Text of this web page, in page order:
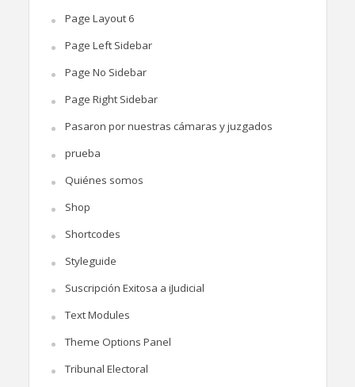
Page Layout 6
Page Left Sidebar
Page No Sidebar
Page Right Sidebar
Pasaron por nuestras cámaras y juzgados
prueba
Quiénes somos
Shop
Shortcodes
Styleguide
Suscripción Exitosa a iJudicial
Text Modules
Theme Options Panel
Tribunal Electoral